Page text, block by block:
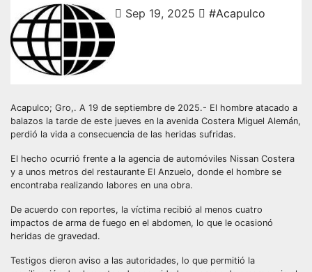
Sep 19, 2025 #Acapulco
Acapulco; Gro,. A 19 de septiembre de 2025.- El hombre atacado a
balazos la tarde de este jueves en la avenida Costera Miguel Alemán,
perdió la vida a consecuencia de las heridas sufridas.
El hecho ocurrió frente a la agencia de automóviles Nissan Costera
y a unos metros del restaurante El Anzuelo, donde el hombre se
encontraba realizando labores en una obra.
De acuerdo con reportes, la víctima recibió al menos cuatro
impactos de arma de fuego en el abdomen, lo que le ocasionó
heridas de gravedad.
Testigos dieron aviso a las autoridades, lo que permitió la